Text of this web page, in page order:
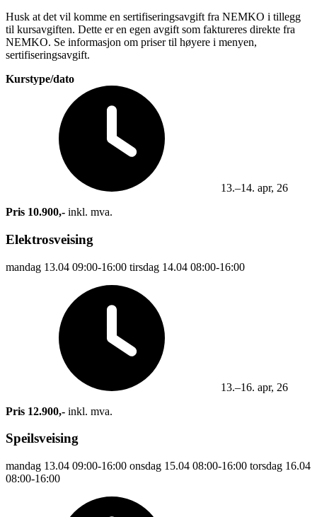
Husk at det vil komme en sertifiseringsavgift fra NEMKO i tillegg
til kursavgiften. Dette er en egen avgift som faktureres direkte fra
NEMKO. Se informasjon om priser til høyere i menyen,
sertifiseringsavgift.
Kurstype/dato
13.–14. apr, 26
Pris 10.900,- inkl. mva.
Elektrosveising
mandag 13.04 09:00-16:00 tirsdag 14.04 08:00-16:00
13.–16. apr, 26
Pris 12.900,- inkl. mva.
Speilsveising
mandag 13.04 09:00-16:00 onsdag 15.04 08:00-16:00 torsdag 16.04
08:00-16:00